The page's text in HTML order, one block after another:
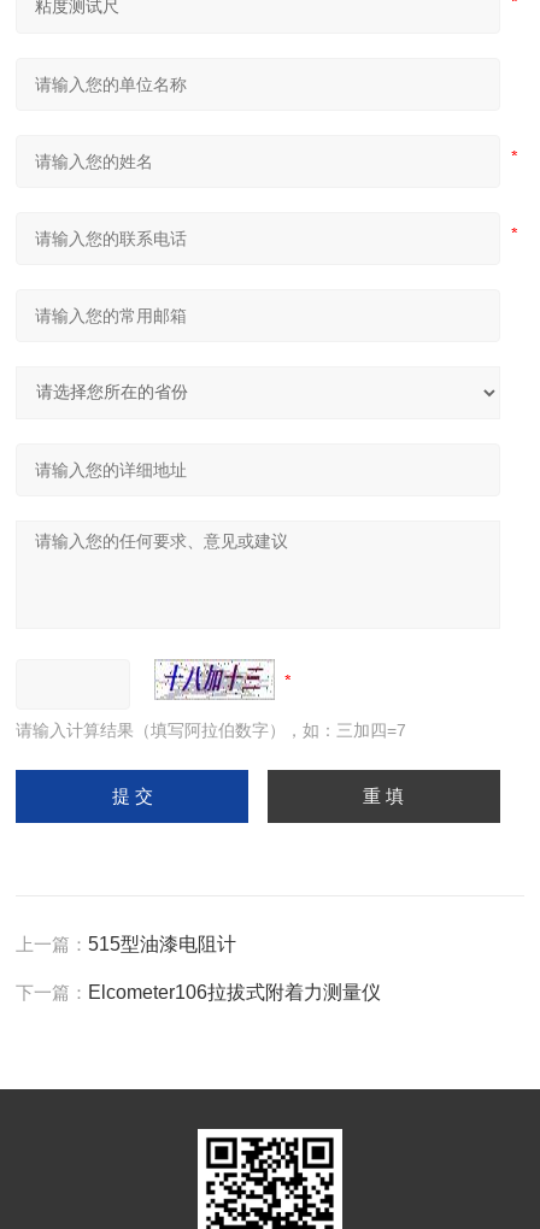
请输入计算结果（填写阿拉伯数字），如：三加四=7
上一篇：515型油漆电阻计
下一篇： Elcometer106拉拔式附着力测量仪